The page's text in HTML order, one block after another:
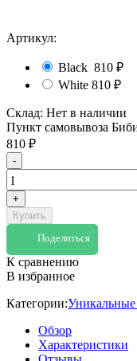
Артикул:
Black 810 ₽
White 810 ₽
Склад: Нет в наличии
Пункт самовывоза
810 ₽
-
+
Купить
Поделиться
К сравнению
В избранное
Категории:
Обзор
Характеристики